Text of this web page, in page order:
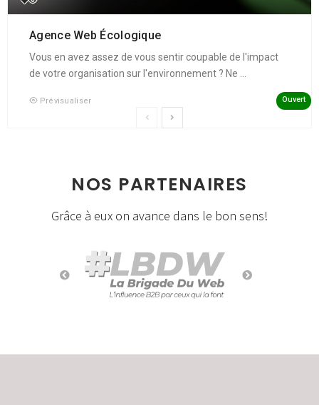
Agence Web Écologique
Vous en avez assez de vous sentir coupable de l'impact
de votre organisation sur l'environnement ? Ne ...
Prévisualiser Ouvert
NOS PARTENAIRES
Grâce à eux on avance dans le bon sens!